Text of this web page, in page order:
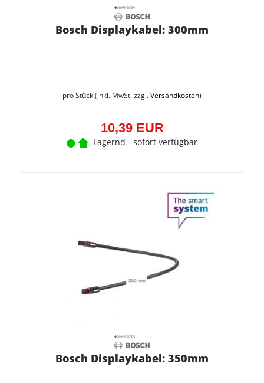
Bosch Displaykabel: 300mm
pro Stück (inkl. MwSt. zzgl.Versandkosten)
10,39 EUR
Lagernd - sofort verfügbar
Bosch Displaykabel: 350mm